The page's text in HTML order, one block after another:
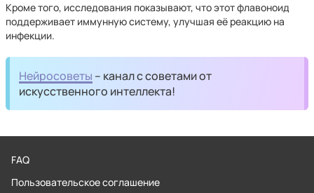
Кроме того, исследования показывают, что этот флавоноид
поддерживает иммунную систему, улучшая её реакцию на
инфекции.
Нейросоветы – канал с советами от
искусственного интеллекта!
FAQ
Пользовательское соглашение